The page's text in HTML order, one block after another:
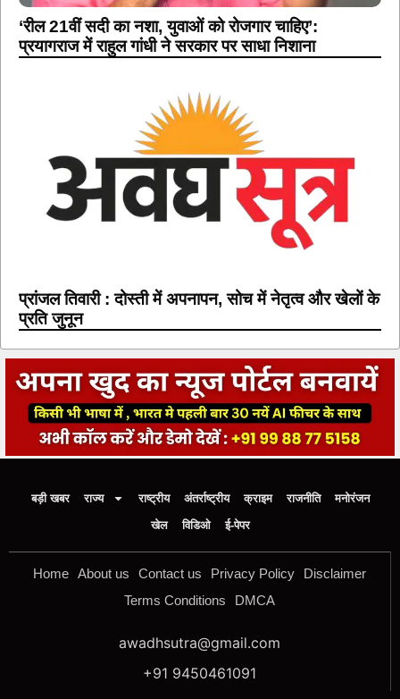
‘रील 21वीं सदी का नशा, युवाओं को रोजगार चाहिए’:
प्रयागराज में राहुल गांधी ने सरकार पर साधा निशाना
प्रांजल तिवारी : दोस्ती में अपनापन, सोच में नेतृत्व और खेलों के
प्रति जुनून
बड़ी खबर राज्य राष्ट्रीय अंतर्राष्ट्रीय क्राइम राजनीति
मनोरंजन
खेल
विडिओ ई-पेपर
Home About us Contact us Privacy Policy
Disclaimer
Terms Conditions
DMCA
awadhsutra@gmail.com
+91 9450461091